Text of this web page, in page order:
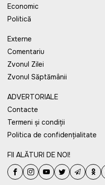
Economic
Politică
Externe
Comentariu
Zvonul Zilei
Zvonul Săptămânii
ADVERTORIALE
Contacte
Termeni și condiții
Politica de confidențialitate
FII ALĂTURI DE NOI!